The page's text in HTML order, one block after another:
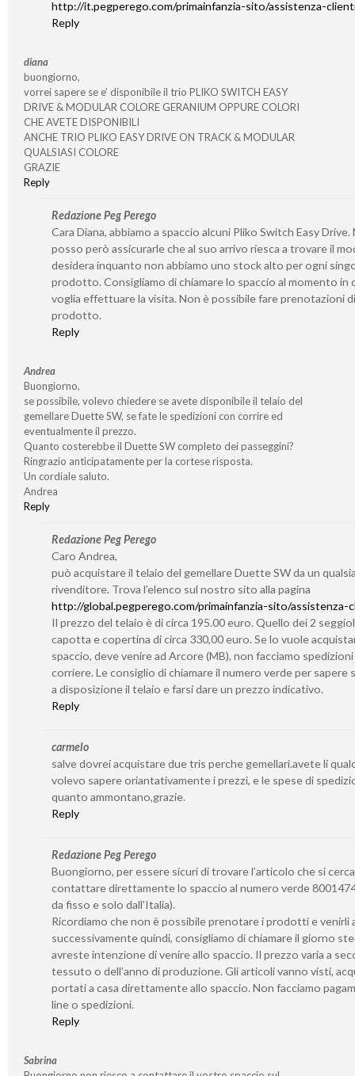
http://it.pegperego.com/primainfanzia-sito/assistenza-
Reply
diana
buongiorno,
vorrei sapere se e’ disponibile il trio PLIKO SWITCH EASY
DRIVE & MODULAR COLORE GERANIUM OPPURE COLORI
CHE AVETE DISPONIBILI
ANCHE TRIO PLIKO EASY DRIVE ON TRACK & MODULAR
QUALSIASI COLORE
GRAZIE
Reply
Redazione Peg Perego
Cara Diana, abbiamo a spaccio alcuni Pliko Switch Easy Drive.
posso però assicurarle che al suo arrivo riesca a trovare il
desidera inquanto non abbiamo uno stock alto per ogni
prodotto. Consigliamo di chiamare lo spaccio al momento in
voglia effettuare la visita. Non è possibile fare prenotazioni di
prodotto.
Reply
Andrea
Buongiorno,
se possibile, volevo chiedere se avete disponibile il telaio del
gemellare Duette SW, se fate le spedizioni con corrire ed
eventualmente il prezzo.
Quanto costerebbe il Duette SW completo dei passeggini?
Ringrazio anticipatamente per la cortese risposta.
Un cordiale saluto.
Andrea
Reply
Redazione Peg Perego
Caro Andrea,
può acquistare il telaio del gemellare Duette SW da un
rivenditore. Trova l’elenco sul nostro sito alla pagina
http://global.pegperego.com/primainfanzia-sito/assistenza-
Il prezzo del telaio è di circa 195.00 euro. Quello dei 2
capotta e copertina di circa 330,00 euro. Se lo vuole
spaccio, deve venire ad Arcore (MB), non facciamo
corriere. Le consiglio di chiamare il numero verde per sapere
a disposizione il telaio e farsi dare un prezzo indicativo.
Reply
carmelo
salve dovrei acquistare due tris perche gemellari.avete li
volevo sapere oriantativamente i prezzi, e le spese di
quanto ammontano,grazie.
Reply
Redazione Peg Perego
Buongiorno, per essere sicuri di trovare l’articolo che si
contattare direttamente lo spaccio al numero verde
da fisso e solo dall’Italia).
Ricordiamo che non è possibile prenotare i prodotti e venirli
successivamente quindi, consigliamo di chiamare il giorno
avreste intenzione di venire allo spaccio. Il prezzo varia a
tessuto o dell’anno di produzione. Gli articoli vanno visti,
portati a casa direttamente allo spaccio. Non facciamo
line o spedizioni.
Reply
Sabrina